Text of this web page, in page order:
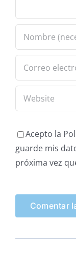
Acepto la
guarde mis
próxima vez